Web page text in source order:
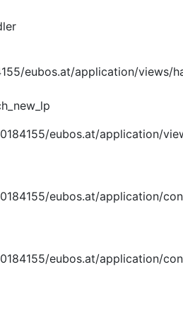
eubos.at/application/views/
eubos.at/application/
eubos.at/application/
eubos.at/application/